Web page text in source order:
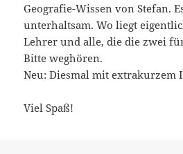
Geografie-Wissen von Stefan.
unterhaltsam. Wo liegt
Lehrer und alle, die die zwei
Bitte weghören.
Neu: Diesmal mit extrakurzem
Viel Spaß!